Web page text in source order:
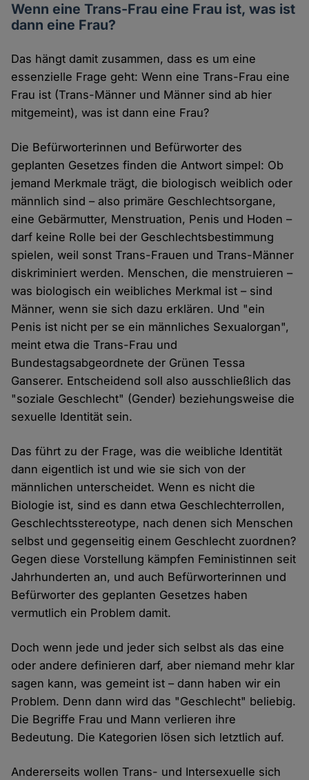
Wenn eine Trans-Frau eine Frau ist, was ist
dann eine Frau?
Das hängt damit zusammen, dass es um eine
essenzielle Frage geht: Wenn eine Trans-Frau eine
Frau ist (Trans-Männer und Männer sind ab hier
mitgemeint), was ist dann eine Frau?
Die Befürworterinnen und Befürworter des
geplanten Gesetzes finden die Antwort simpel: Ob
jemand Merkmale trägt, die biologisch weiblich oder
männlich sind – also primäre Geschlechtsorgane,
eine Gebärmutter, Menstruation, Penis und Hoden –
darf keine Rolle bei der Geschlechtsbestimmung
spielen, weil sonst Trans-Frauen und Trans-Männer
diskriminiert werden. Menschen, die menstruieren –
was biologisch ein weibliches Merkmal ist – sind
Männer, wenn sie sich dazu erklären. Und "ein
Penis ist nicht per se ein männliches Sexualorgan",
meint etwa die Trans-Frau und
Bundestagsabgeordnete der Grünen Tessa
Ganserer. Entscheidend soll also ausschließlich das
"soziale Geschlecht" (Gender) beziehungsweise die
sexuelle Identität sein.
Das führt zu der Frage, was die weibliche Identität
dann eigentlich ist und wie sie sich von der
männlichen unterscheidet. Wenn es nicht die
Biologie ist, sind es dann etwa Geschlechterrollen,
Geschlechtsstereotype, nach denen sich Menschen
selbst und gegenseitig einem Geschlecht zuordnen?
Gegen diese Vorstellung kämpfen Feministinnen seit
Jahrhunderten an, und auch Befürworterinnen und
Befürworter des geplanten Gesetzes haben
vermutlich ein Problem damit.
Doch wenn jede und jeder sich selbst als das eine
oder andere definieren darf, aber niemand mehr klar
sagen kann, was gemeint ist – dann haben wir ein
Problem. Denn dann wird das "Geschlecht" beliebig.
Die Begriffe Frau und Mann verlieren ihre
Bedeutung. Die Kategorien lösen sich letztlich auf.
Andererseits wollen Trans- und Intersexuelle sich